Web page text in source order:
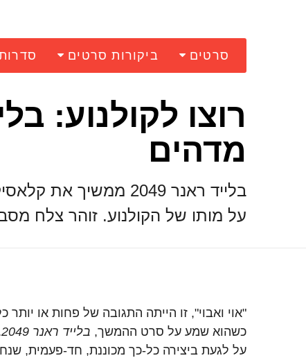
סרטים ביקורות סרטים
מדהים
בלייד ראנר 2049
על מותו של הקולנוע. זוהר צלח
"אוי ואבוי", זו הייתה התגובה של פחות או יותר
כשהוא שמע על סרט ההמשך, בלייד ראנר 2049
על לגעת ביצירה כל-כך מכוננת, חד-פעמית,